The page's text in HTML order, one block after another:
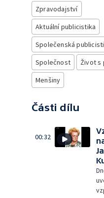
Zpravodajství
Aktuální publicistika
Společenská
Společnost
Život s
Menšiny
Části dílu
00:32